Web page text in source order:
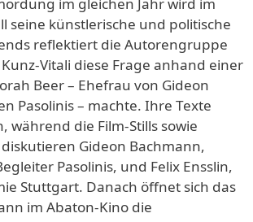
im gleichen Jahr wird im
seine künstlerische und politische
reflektiert die Autorengruppe
Vitali diese Frage anhand einer
Beer – Ehefrau von Gideon
Pasolinis – machte. Ihre Texte
die Film-Stills sowie
Gideon Bachmann,
Pasolinis, und Felix Ensslin,
Stuttgart. Danach öffnet sich das
im Abaton-Kino die